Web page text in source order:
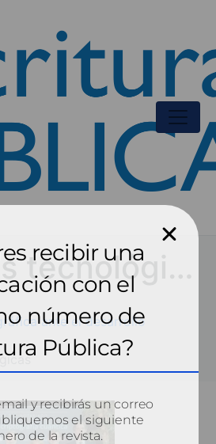
ante el desarrollo
recibir una
con el
número de
Pública?
y recibirás un correo
el siguiente
de la revista.